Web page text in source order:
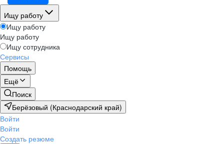
Ищу работу
Ищу работу
Ищу работу
Ищу сотрудника
Сервисы
Помощь
Ещё
Поиск
Берёзовый (Краснодарский край)
Войти
Войти
Создать резюме